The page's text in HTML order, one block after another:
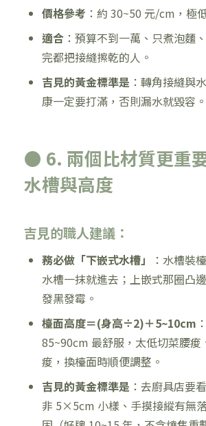
價格參考 ：約 30~50 元/cm，極
適合：預算不到一萬、只煮泡麵
完都把接縫擦乾的人。
吉見的黃金標準是：轉角接縫與
康一定要打滿，否則漏水就毀容。
● 6. 兩個比材質更重
水槽與高度
吉見的職人建議：
務必做「下嵌式水槽」
：水槽裝
水槽一抹就進去；上嵌式那圈凸
發黑發霉。
檯面高度＝(身高÷2)＋5~10cm
85~90cm 最舒服，太低切菜腰痠
痠，換檯面時順便調整。
吉見的黃金標準是：去廚具店要
非 5×5cm 小樣、手摸接縱有無